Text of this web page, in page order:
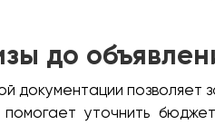
до
документации позволяет
уточнить